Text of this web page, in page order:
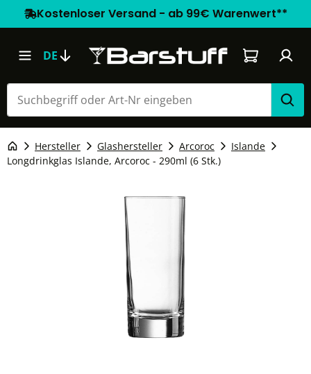
Kostenloser Versand - ab 99€ Warenwert**
DE Warenkorb
Hersteller Glashersteller Arcoroc
Islande
Longdrinkglas Islande, Arcoroc - 290ml (6 Stk.)